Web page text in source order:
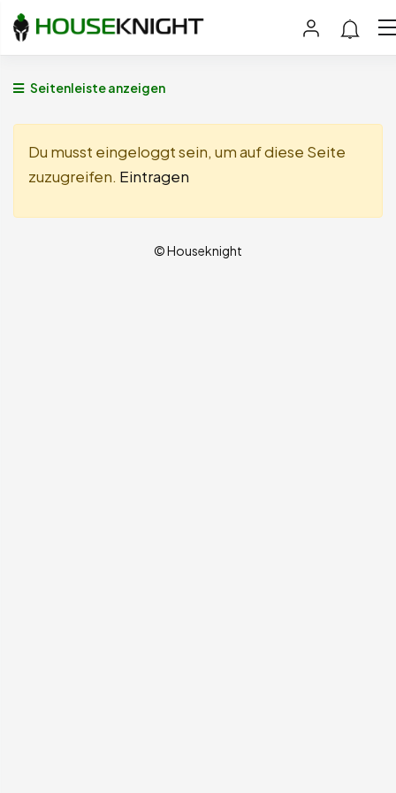
Seitenleiste anzeigen
Du musst eingeloggt sein, um auf diese Seite
zuzugreifen. Eintragen
© Houseknight